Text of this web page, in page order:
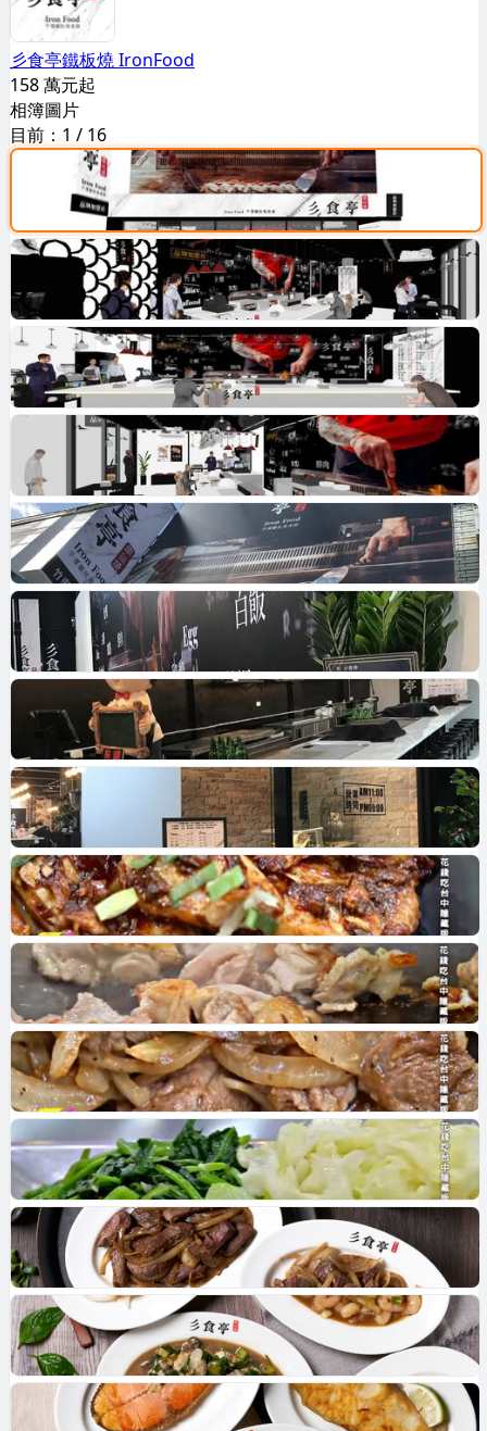
彡食亭鐵板燒 IronFood
158 萬元起
相簿圖片
目前： 1 / 16